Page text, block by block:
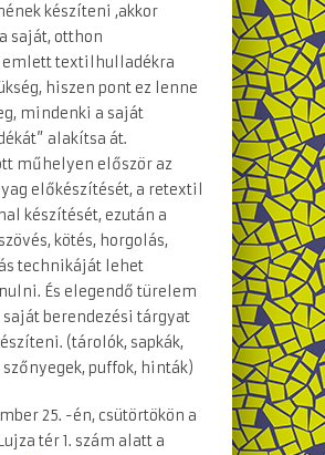
készíteni ,akkor
saját, otthon
textilhulladékra
hiszen pont ez lenne
mindenki a saját
alakítsa át.
műhelyen először az
előkészítését, a retextil
készítését, ezután a
kötés, horgolás,
technikáját lehet
És elegendő türelem
saját berendezési tárgyat
(tárolók, sapkák,
szőnyegek, puffok, hinták)
25. -én, csütörtökön a
tér 1. szám alatt a